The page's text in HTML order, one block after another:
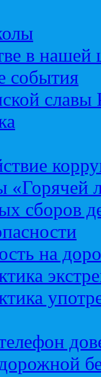
в нашей
события
славы
«Горячей
сборов
на